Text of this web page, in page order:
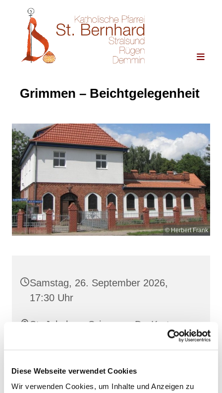
Diese Webseite verwendet Cookies
Wir verwenden Cookies, um Inhalte und Anzeigen zu
Grimmen – Beichtgelegenheit
© Herbert Frank
Samstag, 26. September 2026,
17:30 Uhr
St. Jakobus, Grimmen, Dr.-Kurt-
Fischer-Straße 1, 18507 Grimmen